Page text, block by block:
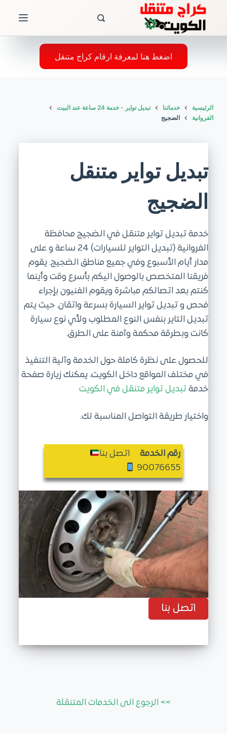
اضغط هنا لمعرفة ارقام كراج متنقل
الرئيسية خدماتنا
تبديل تواير - خدمة 24 ساعة عند البيت
الفروانية
الضجيج
تبديل تواير متنقل
الضجيج
خدمة تبديل تواير متنقل في الضجيج محافظة
الفروانية (تبديل التواير للسيارات) 24 ساعة و على
مدار أيام الأسبوع وفي جميع مناطق الضجيج. يقوم
فريقنا المتخصص بالوصول اليكم بأسرع وقت وأينما
كنتم بعد اتصالكم مباشرة ويقوم الفنيون بإجراء
فحص و تبديل تواير السيارة بسرعة واتقان. حيث يتم
تبديل التاير بنفس النوع المطلوب ولأي نوع سيارة
كانت وبطرقة محكمة وآمنة على الطرق.
للحصول على نظرة كاملة حول الخدمة وآلية التنفيذ
في مختلف المواقع داخل الكويت، يمكنك زيارة صفحة
خدمة تبديل تواير متنقل في الكويت
واختيار طريقة التواصل المناسبة لك.
رقم الخدمة
اتصل بنا
90076655
اتصل بنا
>> الرجوع الى الخدمات المتنقلة